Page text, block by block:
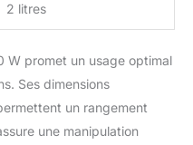
2 litres
W promet un usage optimal
Ses dimensions
un rangement
une manipulation